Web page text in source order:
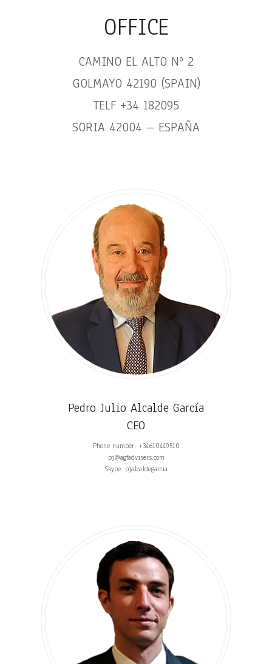
OFFICE
CAMINO EL ALTO Nº 2
GOLMAYO 42190 (SPAIN)
TELF +34 182095
SORIA 42004 – ESPAÑA
Pedro Julio Alcalde García
CEO
Phone number: +34610449510
pj@agfadvisers.com
Skype: pjalcaldegarcia